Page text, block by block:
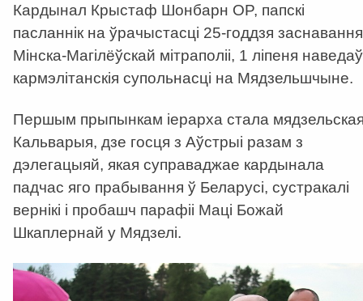
Кардынал Крыстаф Шонбарн OP, папскі
пасланнік на ўрачыстасці 25-годдзя заснавання
Мінска-Магілёўскай мітраполіі, 1 ліпеня наведаў
кармэлітанскія супольнасці на Мядзельшчыне.
Першым прыпынкам іерарха стала
Кальварыя, дзе госця з Аўстрыі разам з
дэлегацыяй, якая суправаджае кардынала
падчас яго прабывання ў Беларусі, сустракалі
вернікі і пробашч парафіі Маці Божай
Шкаплернай у Мядзелі.